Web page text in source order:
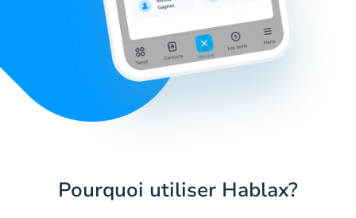
Pourquoi utiliser Hablax?